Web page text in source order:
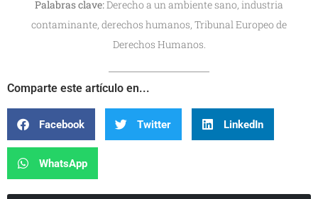
Palabras clave:Derecho a un ambiente sano, industria
contaminante, derechos humanos, Tribunal Europeo de
Derechos Humanos.
Comparte este artículo en...
Facebook Twitter LinkedIn
WhatsApp